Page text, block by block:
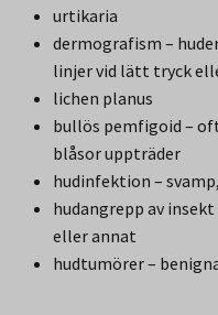
urtikaria
dermografism –
linjer vid lätt tryck
lichen planus
bullös pemfigoid –
blåsor uppträder
hudinfektion –
hudangrepp av
eller annat
hudtumörer –